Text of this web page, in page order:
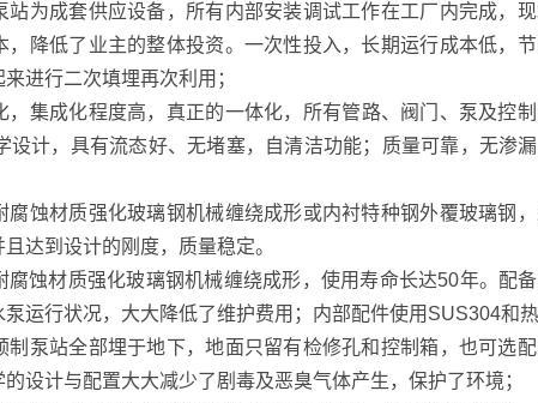
站为成套供应设备，所有内部安装调试工作在工厂内完成，
，降低了业主的整体投资。一次性投入，长期运行成本低，
进行二次填埋再次利用；
，集成化程度高，真正的一体化，所有管路、阀门、泵及控
设计，具有流态好、无堵塞，自清洁功能；质量可靠，无渗
腐蚀材质强化玻璃钢机械缠绕成形或内衬特种钢外覆玻璃钢
达到设计的刚度，质量稳定。
腐蚀材质强化玻璃钢机械缠绕成形，使用寿命长达50年。配
运行状况，大大降低了维护费用；内部配件使用SUS304和
制泵站全部埋于地下，地面只留有检修孔和控制箱，也可选
设计与配置大大减少了剧毒及恶臭气体产生，保护了环境；